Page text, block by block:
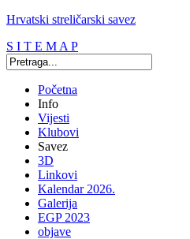
Hrvatski streličarski savez
S I T E M A P
Početna
Info
Vijesti
Klubovi
Savez
3D
Linkovi
Kalendar 2026.
Galerija
EGP 2023
objave